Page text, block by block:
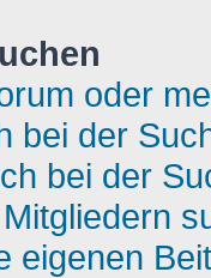
oder
bei der
bei der
eigenen